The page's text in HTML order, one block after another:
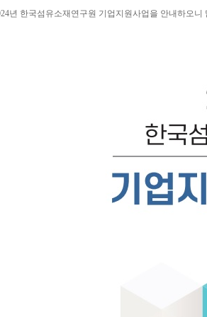
년 한국섬유소재연구원 기업지원사업을 안내하오